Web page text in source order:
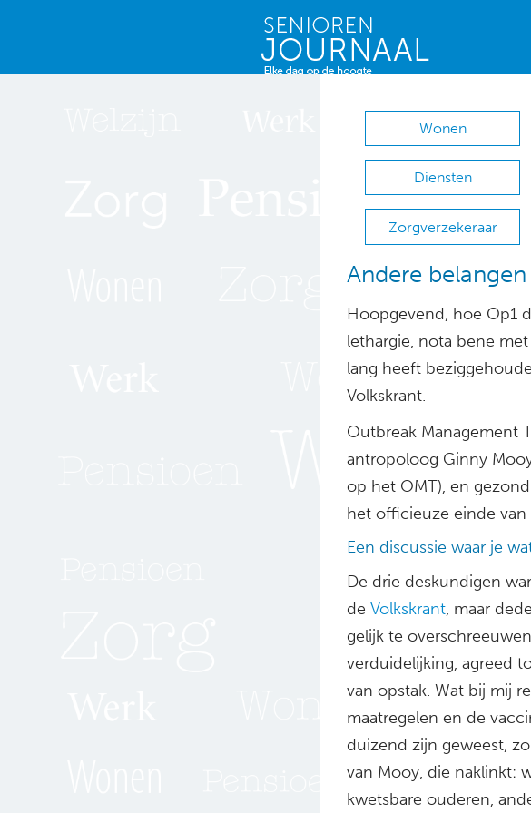
Wonen
Diensten
Zorgverzekeraar
Andere
Hoopgevend, hoe Op1
lethargie, nota bene
lang heeft
Volkskrant.
Outbreak Management
antropoloog Ginny
op het OMT), en
het officieuze einde
Een discussie waar je
De drie deskundigen
de Volkskrant, maar
gelijk te
verduidelijking, agreed
van opstak. Wat bij mij
maatregelen en de
duizend zijn geweest,
van Mooy, die naklinkt:
kwetsbare ouderen,